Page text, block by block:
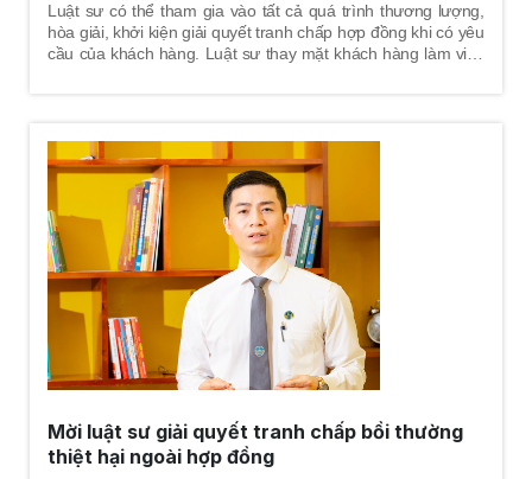
Luật sư có thể tham gia vào tất cả quá trình thương lượng,
hòa giải, khởi kiện giải quyết tranh chấp hợp đồng khi có yêu
cầu của khách hàng. Luật sư thay mặt khách hàng làm việc
Mời luật sư giải quyết tranh chấp bồi thường
thiệt hại ngoài hợp đồng